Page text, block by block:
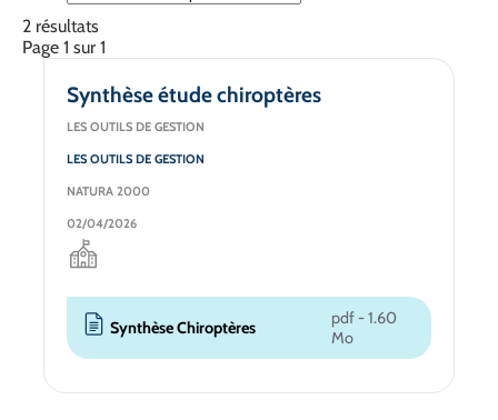
2 résultats
Page 1 sur 1
Synthèse étude chiroptères
LES OUTILS DE GESTION
LES OUTILS DE GESTION
NATURA 2000
02/04/2026
Synthèse Chiroptères
pdf - 1.60
Mo